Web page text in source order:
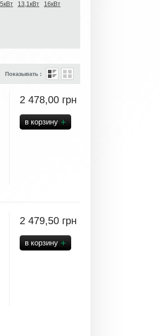
13,1кВт
16кВт
Показывать :
2 478,00 грн
2 479,50 грн